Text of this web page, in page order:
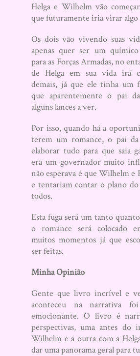
Helga e Wilhelm vão
que futuramente iria virar algo
Os dois vão vivendo suas
apenas quer ser um
para as Forças Armadas, no
de Helga em sua vida irá
demais, já que ele tinha um
que aparentemente o pai
alguns lances a ver.
Por isso, quando há a
terem um romance, o pai
elaborar tudo para que saia
era um governador muito
não esperava é que Wilhelm e
e tentariam contar o plano
todos.
Esta fuga será um tanto
o romance será colocado
muitos momentos já que
ser feitas.
Minha Opinião
Gente que livro incrível e
aconteceu na narrativa
emocionante. O livro é
perspectivas, uma antes do
Wilhelm e a outra com a
dar uma panorama geral para